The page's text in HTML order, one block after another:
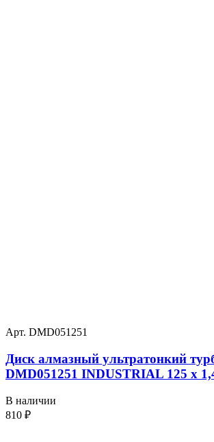
Арт. DMD051251
Диск алмазный ультратонкий
DMD051251 INDUSTRIAL 125 х
В наличии
810 ₽